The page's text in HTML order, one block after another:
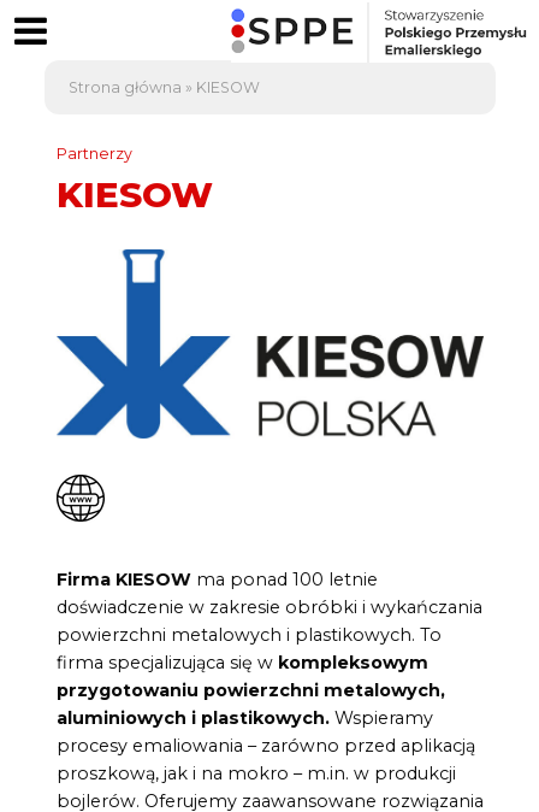
Strona główna » KIESOW
Partnerzy
KIESOW
Firma KIESOWma ponad 100 letnie
doświadczenie w zakresie obróbki i wykańczania
powierzchni metalowych i plastikowych. To
firma specjalizująca się w kompleksowym
przygotowaniu powierzchni metalowych,
aluminiowych i plastikowych.Wspieramy
procesy emaliowania – zarówno przed aplikacją
proszkową, jak i na mokro – m.in. w produkcji
bojlerów. Oferujemy zaawansowane rozwiązania